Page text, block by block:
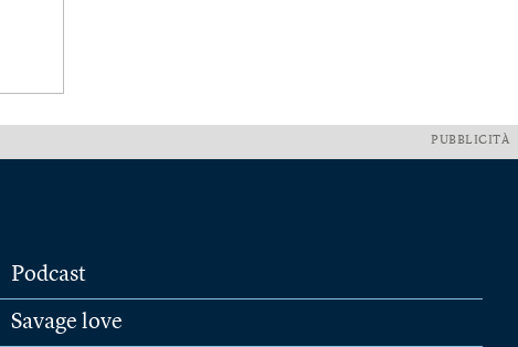
PUBBLICITÀ
Podcast
Savage love